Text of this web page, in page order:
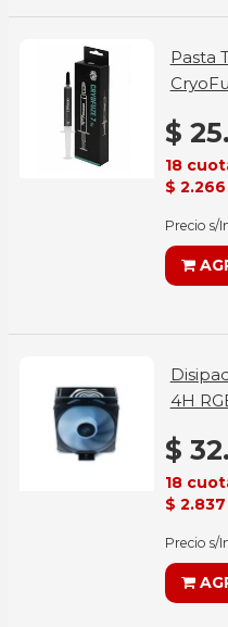
Pasta
$
18
$ 2.266
Precio s/
4H
$
18
$ 2.837
Precio s/